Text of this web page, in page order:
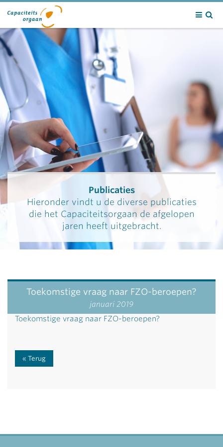
Publicaties
Hieronder vindt u de diverse publicaties
die het Capaciteitsorgaan de afgelopen
jaren heeft uitgebracht.
Toekomstige vraag naar FZO-beroepen?
januari 2019
Toekomstige vraag naar FZO-beroepen?
Terug